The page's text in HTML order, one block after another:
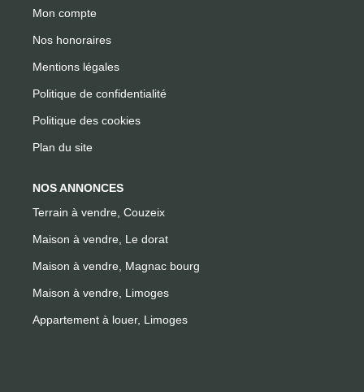
Mon compte
Nos honoraires
Mentions légales
Politique de confidentialité
Politique des cookies
Plan du site
NOS ANNONCES
Terrain à vendre, Couzeix
Maison à vendre, Le dorat
Maison à vendre, Magnac bourg
Maison à vendre, Limoges
Appartement à louer, Limoges